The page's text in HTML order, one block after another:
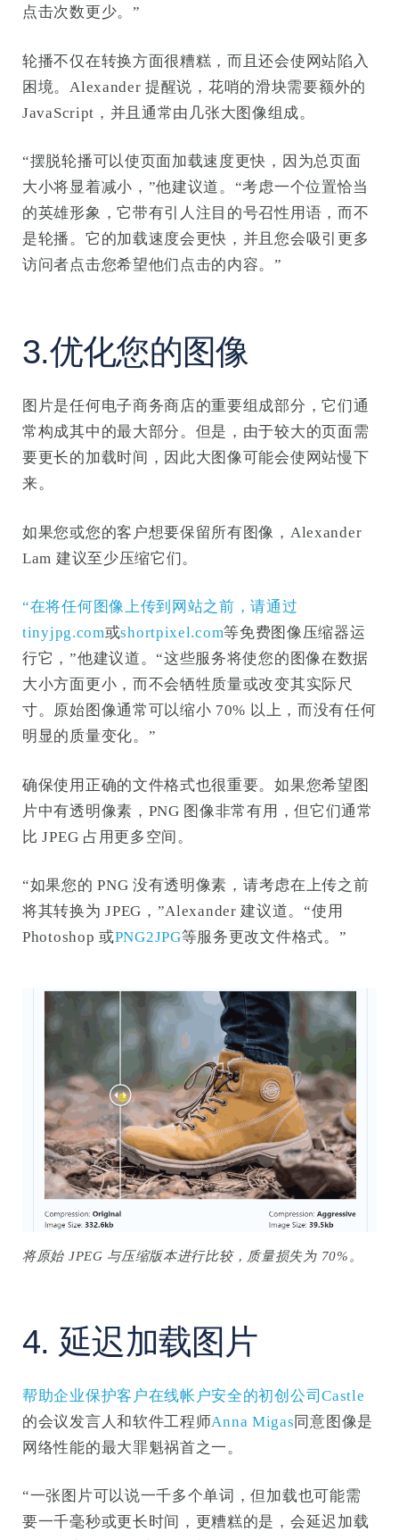
点击次数更少。”
轮播不仅在转换方面很糟糕，而且还会使网站陷入
困境。Alexander 提醒说，花哨的滑块需要额外的
JavaScript，并且通常由几张大图像组成。
“摆脱轮播可以使页面加载速度更快，因为总页面
大小将显着减小，”他建议道。“考虑一个位置恰当
的英雄形象，它带有引人注目的号召性用语，而不
是轮播。它的加载速度会更快，并且您会吸引更多
访问者点击您希望他们点击的内容。”
3.优化您的图像
图片是任何电子商务商店的重要组成部分，它们通
常构成其中的最大部分。但是，由于较大的页面需
要更长的加载时间，因此大图像可能会使网站慢下
来。
如果您或您的客户想要保留所有图像，Alexander
Lam 建议至少压缩它们。
“在将任何图像上传到网站之前，请通过
tinyjpg.com或shortpixel.com等免费图像压缩器运
行它，”他建议道。“这些服务将使您的图像在数据
大小方面更小，而不会牺牲质量或改变其实际尺
寸。原始图像通常可以缩小 70% 以上，而没有任何
明显的质量变化。”
确保使用正确的文件格式也很重要。如果您希望图
片中有透明像素，PNG 图像非常有用，但它们通常
比 JPEG 占用更多空间。
“如果您的 PNG 没有透明像素，请考虑在上传之前
将其转换为 JPEG，”Alexander 建议道。“使用
Photoshop 或PNG2JPG等服务更改文件格式。”
将原始 JPEG 与压缩版本进行比较，质量损失为 70%。
4. 延迟加载图片
帮助企业保护客户在线帐户安全的初创公司Castle
的会议发言人和软件工程师Anna Migas同意图像是
网络性能的最大罪魁祸首之一。
“一张图片可以说一千多个单词，但加载也可能需
要一千毫秒或更长时间，更糟糕的是，会延迟加载